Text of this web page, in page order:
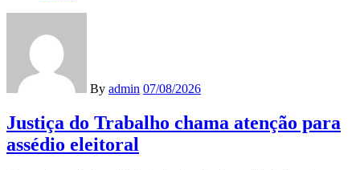
By admin 07/08/2026
Justiça do Trabalho chama atenção para
assédio eleitoral